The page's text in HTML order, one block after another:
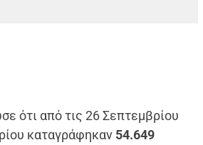
ότι από τις 26 Σεπτεμβρίου
καταγράφηκαν 54.649